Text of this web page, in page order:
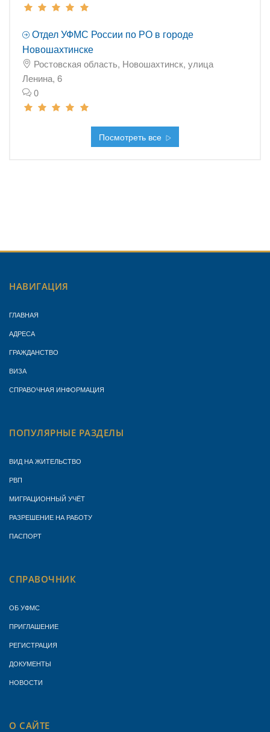
Отдел УФМС России по РО в городе
Новошахтинске
Ростовская область, Новошахтинск, улица
Ленина, 6
0
Посмотреть все
НАВИГАЦИЯ
ГЛАВНАЯ
АДРЕСА
ГРАЖДАНСТВО
ВИЗА
СПРАВОЧНАЯ ИНФОРМАЦИЯ
ПОПУЛЯРНЫЕ РАЗДЕЛЫ
ВИД НА ЖИТЕЛЬСТВО
РВП
МИГРАЦИОННЫЙ УЧЁТ
РАЗРЕШЕНИЕ НА РАБОТУ
ПАСПОРТ
СПРАВОЧНИК
ОБ УФМС
ПРИГЛАШЕНИЕ
РЕГИСТРАЦИЯ
ДОКУМЕНТЫ
НОВОСТИ
О САЙТЕ